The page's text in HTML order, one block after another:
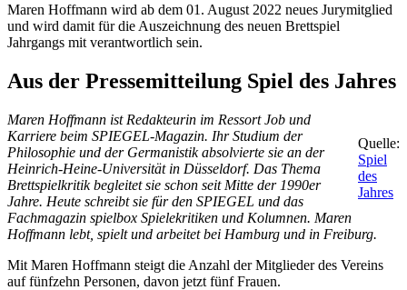
Maren Hoffmann wird ab dem 01. August 2022 neues Jurymitglied
und wird damit für die Auszeichnung des neuen Brettspiel
Jahrgangs mit verantwortlich sein.
Aus der Pressemitteilung Spiel des Jahres
Quelle:
Spiel
des
Jahres
Maren Hoffmann ist Redakteurin im Ressort Job und
Karriere beim SPIEGEL-Magazin. Ihr Studium der
Philosophie und der Germanistik absolvierte sie an der
Heinrich-Heine-Universität in Düsseldorf. Das Thema
Brettspielkritik begleitet sie schon seit Mitte der 1990er
Jahre. Heute schreibt sie für den SPIEGEL und das
Fachmagazin spielbox Spielekritiken und Kolumnen. Maren
Hoffmann lebt, spielt und arbeitet bei Hamburg und in Freiburg.
Mit Maren Hoffmann steigt die Anzahl der Mitglieder des Vereins
auf fünfzehn Personen, davon jetzt fünf Frauen.